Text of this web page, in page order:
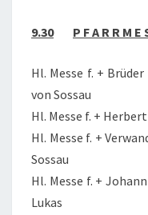
9.30 P F A R R M E
Hl. Messe f. +
von Sossau
Hl. Messe f. +
Hl. Messe f. +
Sossau
Hl. Messe f. +
Lukas